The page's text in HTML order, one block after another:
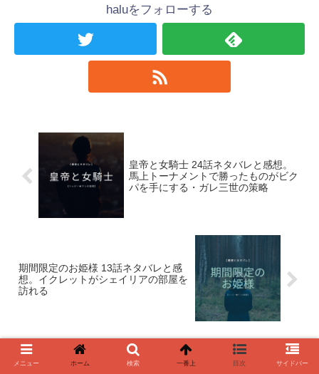
haluをフォローする
皇帝と女騎士 24話ネタバレと感想。
馬上トーナメントで勝ったものがビク
パを手にする・ガレ三世の策略
期間限定のお姫様 13話ネタバレと感
想。イクレットがシェイリアの部屋を
訪れる
メニュー ホーム 検索 一番上 目次 サイドバー